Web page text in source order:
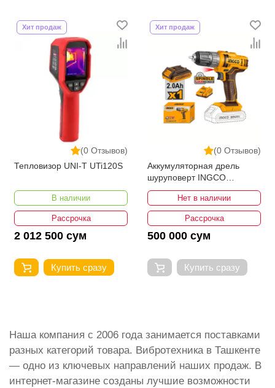
(0 Отзывов)
Хит продаж
Тепловизор UNI-T UTi120S
В наличии
Рассрочка
2 012 500 сум
Купить сразу
(0 Отзывов)
Хит продаж
Аккумуляторная дрель
шуруповерт INGCO
CDLI200518
Нет в наличии
Рассрочка
500 000 сум
Купить сразу
Наша компания с 2006 года занимается поставками
разных категорий товара. Вибротехника в Ташкенте
— одно из ключевых направлений наших продаж. В
интернет-магазине созданы лучшие возможности